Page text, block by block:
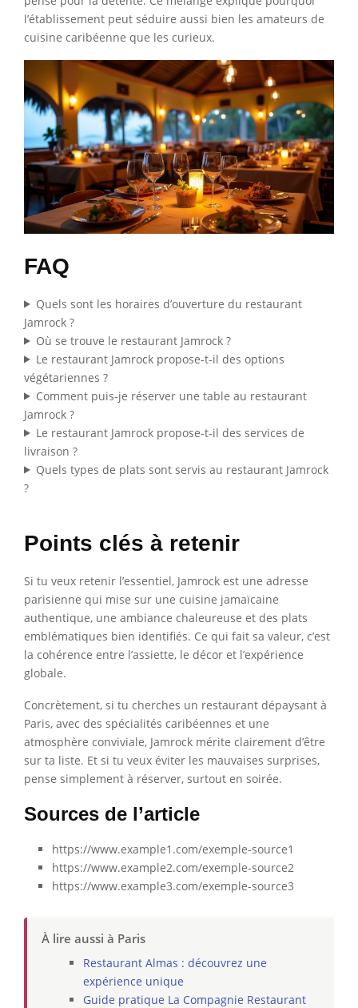
l’établissement peut séduire aussi bien les amateurs de
cuisine caribéenne que les curieux.
FAQ
Quels sont les horaires d’ouverture du restaurant
Jamrock ?
Où se trouve le restaurant Jamrock ?
Le restaurant Jamrock propose-t-il des options
végétariennes ?
Comment puis-je réserver une table au restaurant
Jamrock ?
Le restaurant Jamrock propose-t-il des services de
livraison ?
Quels types de plats sont servis au restaurant Jamrock
?
Points clés à retenir
Si tu veux retenir l’essentiel, Jamrock est une adresse
parisienne qui mise sur une cuisine jamaïcaine
authentique, une ambiance chaleureuse et des plats
emblématiques bien identifiés. Ce qui fait sa valeur, c’est
la cohérence entre l’assiette, le décor et l’expérience
globale.
Concrètement, si tu cherches un restaurant dépaysant à
Paris, avec des spécialités caribéennes et une
atmosphère conviviale, Jamrock mérite clairement d’être
sur ta liste. Et si tu veux éviter les mauvaises surprises,
pense simplement à réserver, surtout en soirée.
Sources de l’article
https://www.example1.com/exemple-source1
https://www.example2.com/exemple-source2
https://www.example3.com/exemple-source3
À lire aussi à Paris
Restaurant Almas : découvrez une
expérience unique
Guide pratique La Compagnie Restaurant